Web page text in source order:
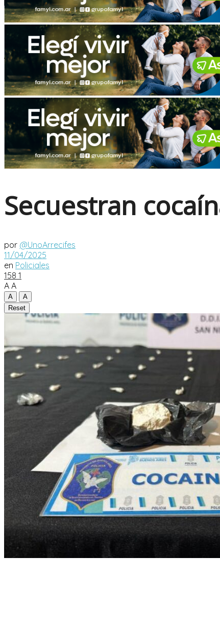
No Result
View All Result
Secuestran
por @UnoArrecifes
11/04/2025
en Policiales
158 1
A A
A
A
Reset